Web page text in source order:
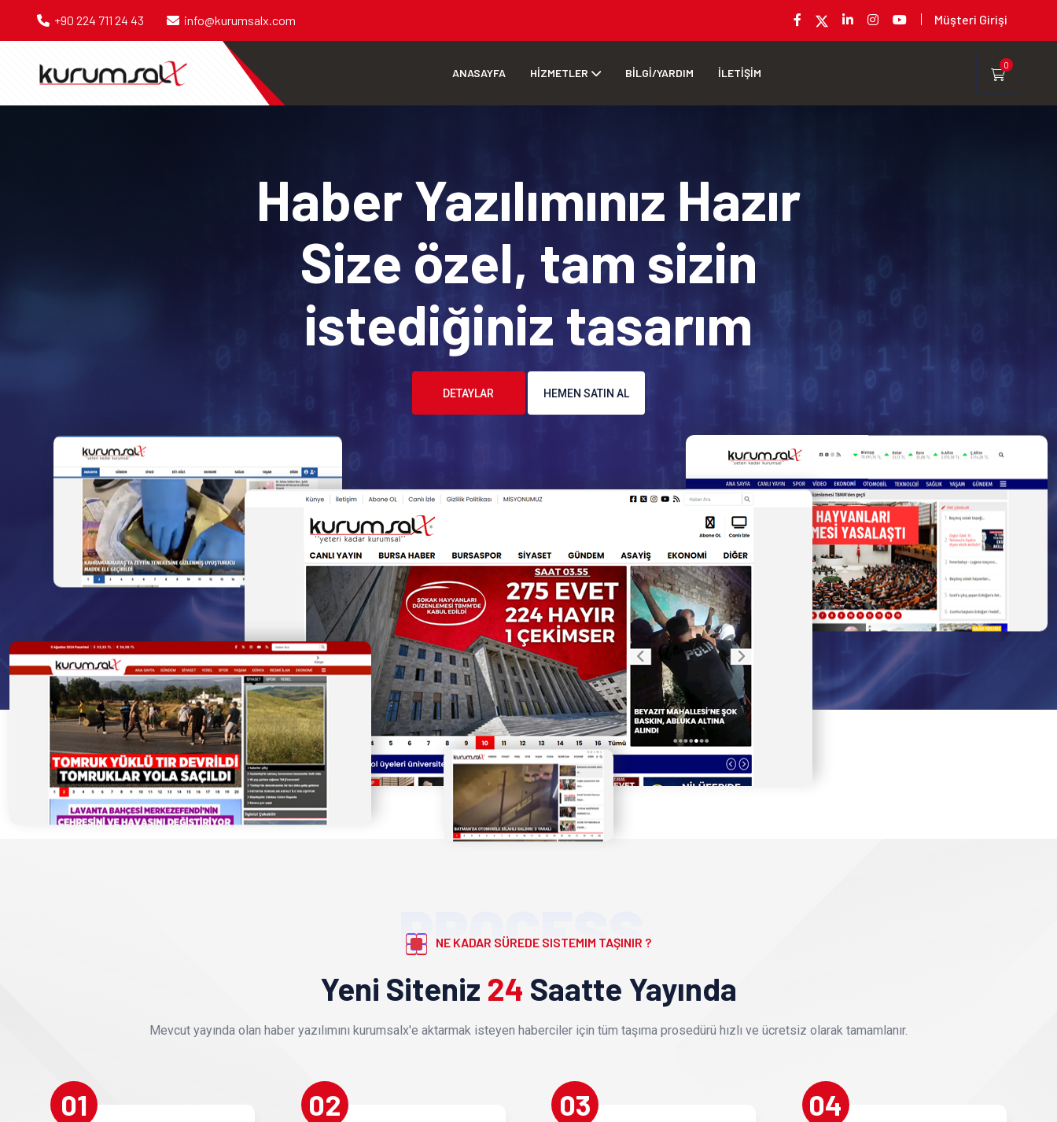
+90 224 711 24 43 info@kurumsalx.com Müşteri Girişi
ANASAYFA HİZMETLER BİLGİ/YARDIM İLETİŞİM
0
Haber Yazılımınız Hazır
Size özel, tam sizin
istediğiniz tasarım
DETAYLAR HEMEN SATIN AL
PROCESS
NE KADAR SÜREDE SISTEMIM TAŞINIR ?
Yeni Siteniz 24 Saatte Yayında
Mevcut yayında olan haber yazılımını kurumsalx'e aktarmak isteyen haberciler için tüm taşıma prosedürü hızlı ve ücretsiz olarak tamamlanır.
01 02 03 04